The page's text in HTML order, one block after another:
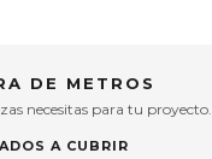
DE METROS
necesitas para tu proyecto.
A CUBRIR